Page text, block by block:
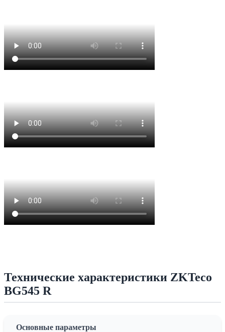
Технические характеристики ZKTeco
BG545 R
Основные параметры